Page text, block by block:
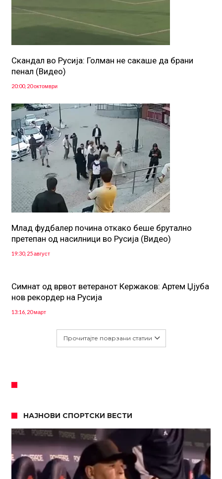
Скандал во Русија: Голман не сакаше да брани
пенал (Видео)
20:00, 20 октомври
Млад фудбалер почина откако беше брутално
претепан од насилници во Русија (Видео)
19:30, 25 август
Симнат од врвот ветеранот Кержаков: Артем Џјуба
нов рекордер на Русија
13:16, 20 март
Прочитајте поврзани статии
НАЈНОВИ СПОРТСКИ ВЕСТИ